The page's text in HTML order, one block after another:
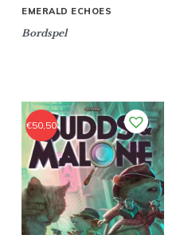
EMERALD ECHOES
Bordspel
€50,50